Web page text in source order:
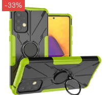
-33%